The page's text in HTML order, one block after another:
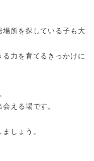
所を探している子も大
力を育てるきっかけに
える場です。
しょう。